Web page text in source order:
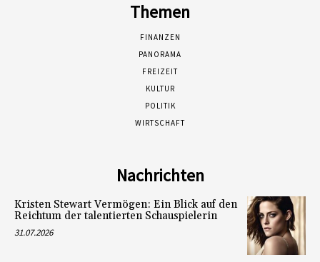
Themen
FINANZEN
PANORAMA
FREIZEIT
KULTUR
POLITIK
WIRTSCHAFT
Nachrichten
Kristen Stewart Vermögen: Ein Blick auf den
Reichtum der talentierten Schauspielerin
31.07.2026